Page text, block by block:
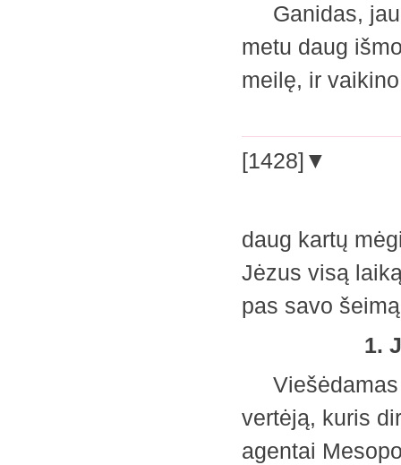
Ganidas,
metu daug
meilę, ir
[1428]▼
daug kartų
Jėzus visą
pas savo
1.
Viešėdamas
vertėją, kuris
agentai